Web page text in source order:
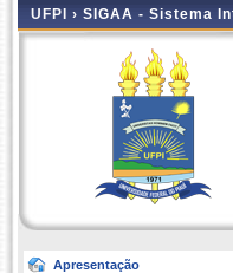
UFPI › SIGAA - Sistema
Apresentação